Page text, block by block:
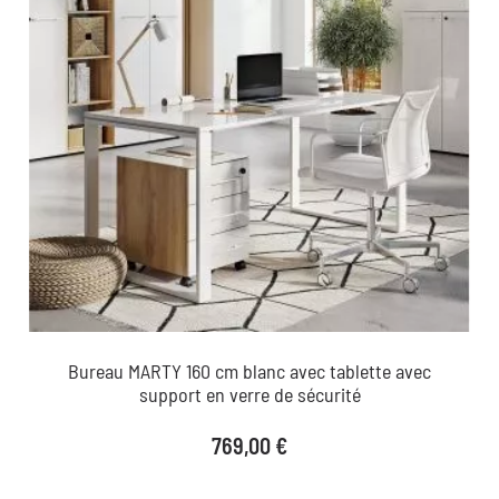
Bureau MARTY 160 cm blanc avec tablette avec
support en verre de sécurité
Prix
769,00 €